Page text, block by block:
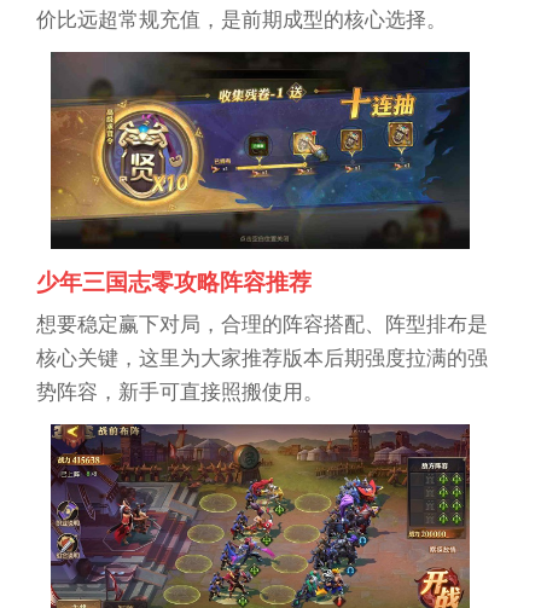
价比远超常规充值，是前期成型的核心选择。
少年三国志零攻略阵容推荐
想要稳定赢下对局，合理的阵容搭配、阵型排布是
核心关键，这里为大家推荐版本后期强度拉满的强
势阵容，新手可直接照搬使用。